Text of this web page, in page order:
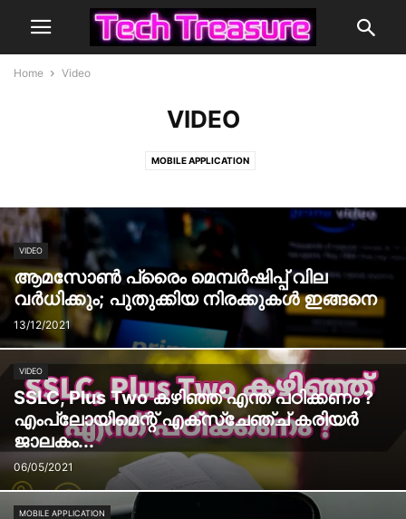
Home Video
VIDEO
MOBILE APPLICATION
VIDEO
ആമസോൺ പ്രൈം മെമ്പർഷിപ്പ് വില
വർധിക്കും; പുതുക്കിയ നിരക്കുകൾ ഇങ്ങനെ
13/12/2021
VIDEO
SSLC, Plus Two കഴിഞ്ഞ് എന്ത് പഠിക്കണം ?
എംപ്ലോയിമെന്റ് എക്സ്ചേഞ്ച് കരിയർ
ജാലകം...
06/05/2021
MOBILE APPLICATION